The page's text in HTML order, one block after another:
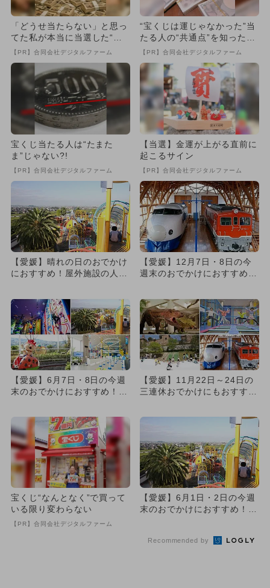
「どうせ当たらない」と思っ
てた私が本当に当選した“買
い方”がこれ
【PR】合同会社デジタルファーム
“宝くじは運じゃなかった”当
たる人の“共通点”を知っただ
け
【PR】合同会社デジタルファーム
宝くじ当たる人は“たまた
ま”じゃない?!
【PR】合同会社デジタルファーム
【当選】金運が上がる直前に
起こるサイン
【PR】合同会社デジタルファーム
【愛媛】晴れの日のおでかけ
におすすめ！屋外施設の人気
【愛媛】12月7日・8日の今
週末のおでかけにおすすめ！
【愛媛】6月7日・8日の今週
末のおでかけにおすすめ！人
【愛媛】11月22日～24日の
三連休おでかけにもおすす
宝くじ“なんとなく”で買って
いる限り変わらない
【PR】合同会社デジタルファーム
【愛媛】6月1日・2日の今週
末のおでかけにおすすめ！人
Recommended by